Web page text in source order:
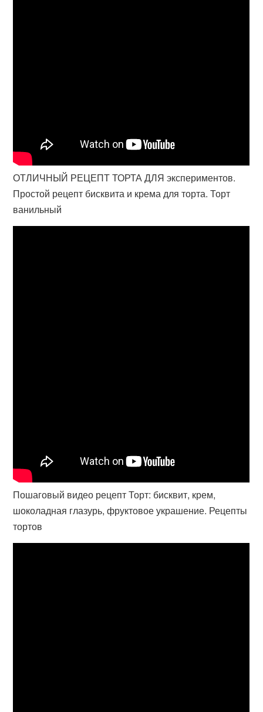
ОТЛИЧНЫЙ РЕЦЕПТ ТОРТА ДЛЯ экспериментов.
Простой рецепт бисквита и крема для торта. Торт
ванильный
Пошаговый видео рецепт Торт: бисквит, крем,
шоколадная глазурь, фруктовое украшение. Рецепты
тортов